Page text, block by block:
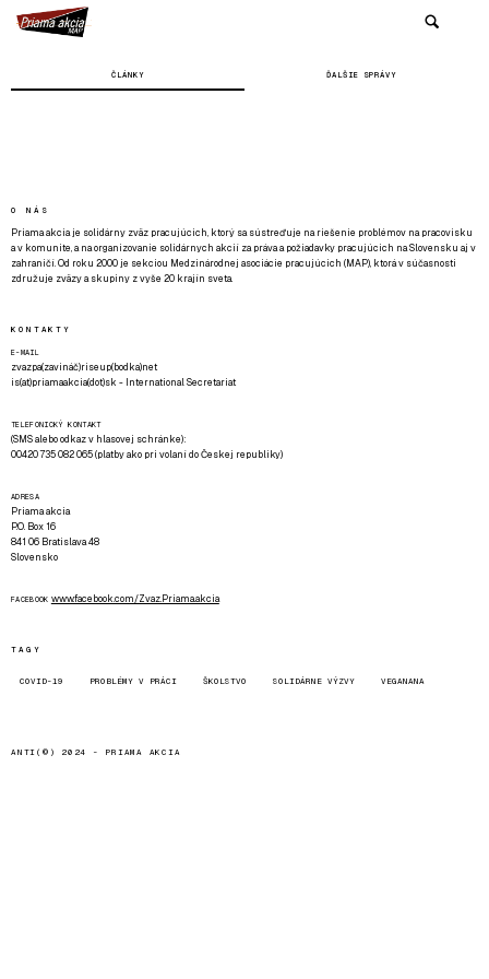
ČLÁNKY ĎALŠIE SPRÁVY
O NÁS
Priama akcia je solidárny zväz pracujúcich, ktorý sa sústreďuje na riešenie problémov na pracovisku
a v komunite, a na organizovanie solidárnych akcií za práva a požiadavky pracujúcich na Slovensku aj v
zahraničí. Od roku 2000 je sekciou Medzinárodnej asociácie pracujúcich (MAP), ktorá v súčasnosti
združuje zväzy a skupiny z vyše 20 krajín sveta.
KONTAKTY
E-MAIL
zvazpa(zavináč)riseup(bodka)net
is(at)priamaakcia(dot)sk - International Secretariat
TELEFONICKÝ KONTAKT
(SMS alebo odkaz v hlasovej schránke):
00420 735 082 065 (platby ako pri volaní do Českej republiky)
ADRESA
Priama akcia
P.O. Box 16
841 06 Bratislava 48
Slovensko
FACEBOOK www.facebook.com/Zvaz.Priama.akcia
TAGY
COVID-19 PROBLÉMY V PRÁCI ŠKOLSTVO SOLIDÁRNE VÝZVY VEGANANA
ANTI(©) 2024 - PRIAMA AKCIA